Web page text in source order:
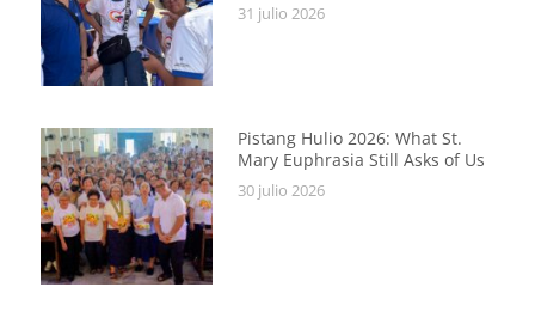
31 julio 2026
Pistang Hulio 2026: What St.
Mary Euphrasia Still Asks of Us
30 julio 2026